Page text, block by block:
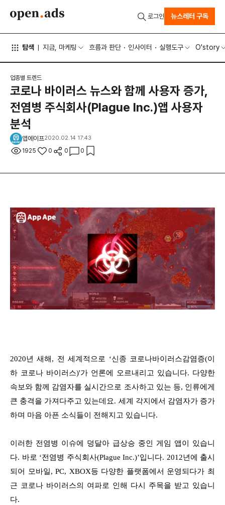
탐색 지금, 마케팅 흐름과 판단 인사이터 실행도구 O'story
로그인 뉴스레터 구독
업종별 트렌드
코로나 바이러스 뉴스와 함께 사용자 증가,
전염병 주식회사(Plague Inc.)앱 사용자
분석
앱에이프2020.02.14 17:43
1925 0 0 0
2020년 새해, 전 세계적으로 ‘신종 코로나바이러스감염증(이
하 코로나 바이러스)'가 언론에 오르내리고 있습니다. 다양한
속보와 함께 감염자를 실시간으로 조사하고 있는 등, 인류에게
큰 충격을 가져다주고 있는데요. 세계 각지에서 감염자가 증가
하며 마음 아픈 소식들이 전해지고 있습니다.
이러한 전염병 이슈에 덩달아 급상승 중인 게임 앱이 있습니
다. 바로 ‘전염병 주식회사(Plague Inc.)’입니다. 2012년에 출시
되어 모바일, PC, XBOX등 다양한 플랫폼에서 운영되다가 최
근 코로나 바이러스의 여파로 인해 다시 주목을 받고 있습니
다.